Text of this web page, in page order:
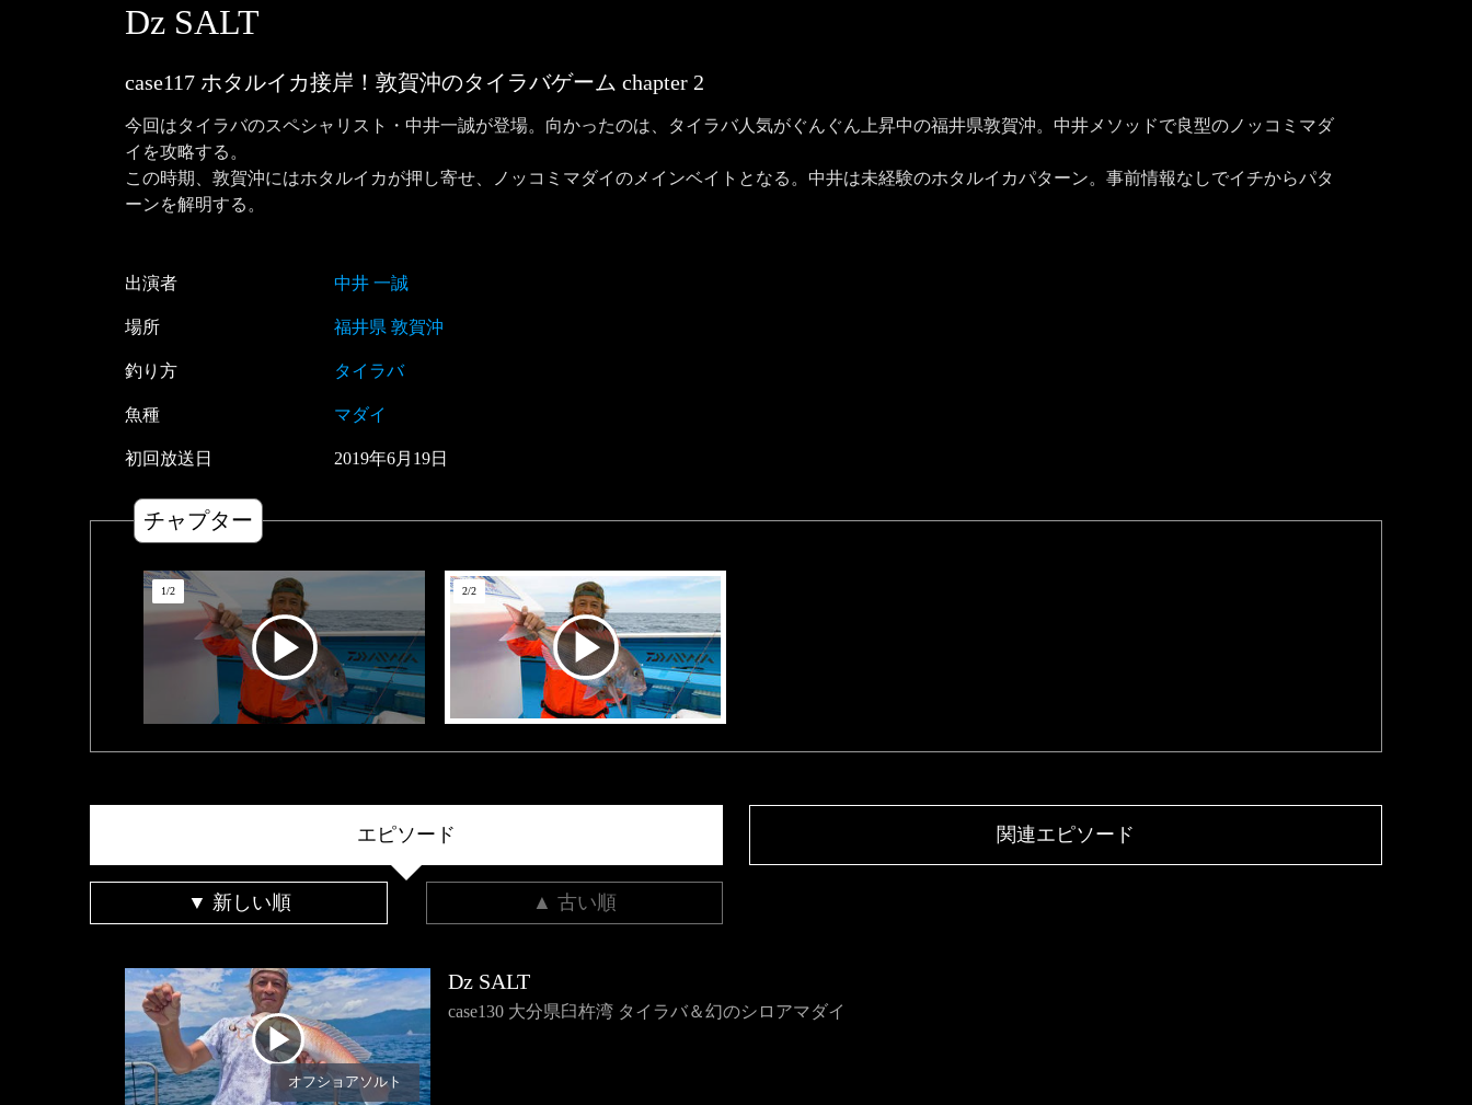
Dz SALT
case117 ホタルイカ接岸！敦賀沖のタイラバゲーム chapter 2
今回はタイラバのスペシャリスト・中井一誠が登場。向かったのは、タイラバ人気がぐんぐん上昇中の福井県敦賀沖。中井メソッドで良型のノッコミマダ
イを攻略する。
この時期、敦賀沖にはホタルイカが押し寄せ、ノッコミマダイのメインベイトとなる。中井は未経験のホタルイカパターン。事前情報なしでイチからパタ
ーンを解明する。
出演者 中井 一誠
場所 福井県 敦賀沖
釣り方 タイラバ
魚種 マダイ
初回放送日 2019年6月 19日
チャプター
1/2 2/2
エピソード 関連エピソード
▼ 新しい順 ▲ 古い順
オフショアソルト
Dz SALT
case130 大分県臼杵湾 タイラバ＆幻のシロアマダイ